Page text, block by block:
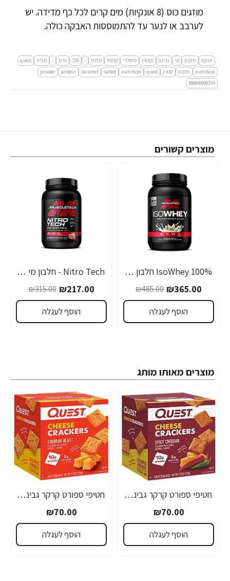
מוזגים כוס (8 אונקיות) מים קרים לכל כף מדידה. יש
לערבב או לנער עד להתמוססות האבקה כולה.
אבקת חלבון מי גבינה וקזאין מיסלרי קרמל מלוח -
726 גרם - מבית
quest
nutrition
חלבון קזאין quest
nutrition
salted
caramel
protein
powder
888849008704
מוצרים קשורים
-25%
IsoWhey 100% חלבון איזו מי גבינה מבודד - בטעם וניל - 907 גרם - מבית MuscleTech
₪365.00
₪485.00
הוסף לעגלה
-31%
Nitro Tech - חלבון מי גבינה 100%‎ Whey Gold - עוגת תות שדה - 921 גרם - מבית MuscleTech
₪217.00
₪315.00
הוסף לעגלה
מוצרים מאותו מותג
חטיפי ספורט קרקר גבינה צ‘דר חריף עם חלבון 4 שקיות - מבית Quest Nutrition
₪70.00
הוסף לעגלה
חטיפי ספורט קרקר גבינה צ‘דר עם חלבון 4 שקיות - מבית Quest Nutrition
₪70.00
הוסף לעגלה